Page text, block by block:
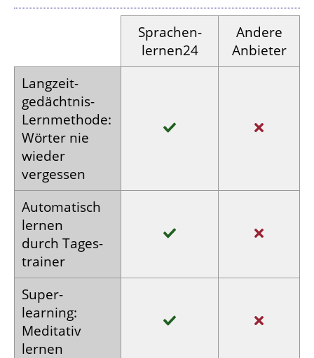
Sprachen­
lernen24
Andere
Anbieter
Langzeit­
gedächtnis-
Lern­methode:
Wörter nie
wieder
vergessen
Auto­matisch
lernen
durch Tages­
trainer
Super­
learning:
Meditativ
lernen